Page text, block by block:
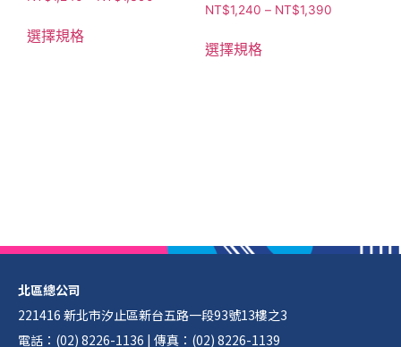
選擇規格
NT$1,240 – NT$1,390
選擇規格
北區總公司
221416 新北市汐止區新台五路一段93號13樓之3
電話：(02) 8226-1136 | 傳真：(02) 8226-1139